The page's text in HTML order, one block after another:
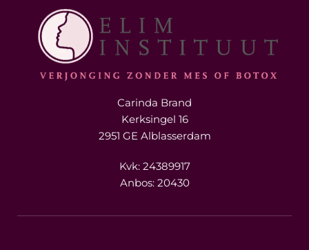
Carinda Brand
Kerksingel 16
2951 GE Alblasserdam
Kvk: 24389917
Anbos: 20430